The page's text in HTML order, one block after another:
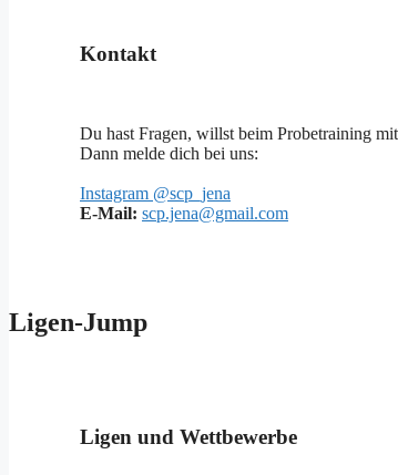
Kontakt
Du hast Fragen, willst beim Probetraining
Dann melde dich bei uns:
Instagram @scp_jena
E-Mail: scp.jena@gmail.com
Ligen-Jump
Ligen und Wettbewerbe